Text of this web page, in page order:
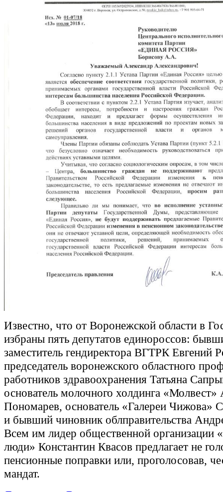
Известно, что от Воронежской области в
избраны пять депутатов единороссов:
заместитель гендиректора ВГТРК Евгений
председатель воронежского областного
работников здравоохранения Татьяна
основатель молочного холдинга «Молвест»
Пономарев, основатель «Галереи Чижова»
и бывший чиновник облправительства
Всем им лидер общественной организации
люди» Константин Квасов предлагает не
пенсионные поправки или, проголосовав,
мандат.